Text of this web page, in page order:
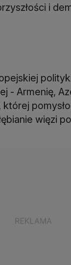
i
- Armenię,
więzi